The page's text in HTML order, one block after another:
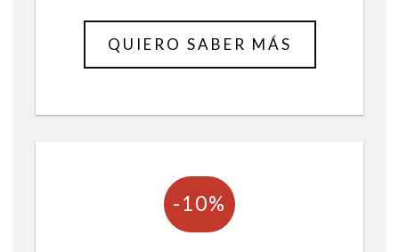
QUIERO SABER MÁS